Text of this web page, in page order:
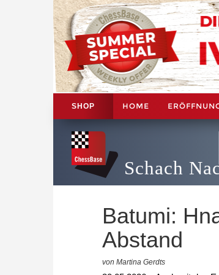
SHOP HOME
Schach
Batumi:
Abstand
von Martina Gerdts